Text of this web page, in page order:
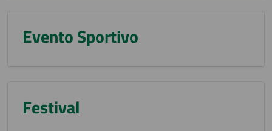
Evento Sportivo
Festival